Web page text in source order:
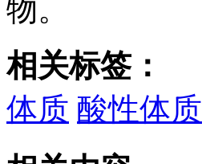
物。
相关标签：
体质 酸性体质